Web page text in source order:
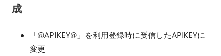
成
「@APIKEY@」を利用登録時に受信したAPIKEYに
変更